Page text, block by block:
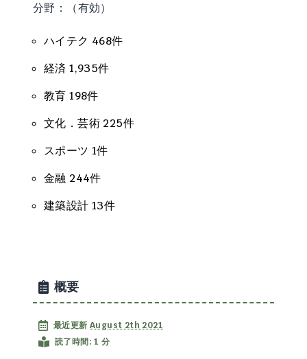
分野：（有効）
ハイテク 468件
経済 1,935件
教育 198件
文化．芸術 225件
スポーツ 1件
金融 244件
建築設計 13件
概要
最近更新 August 2th 2021
読了時間: 1 分